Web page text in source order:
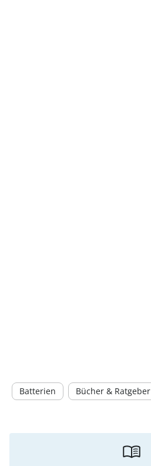
Batterien Bücher & Ratgeber